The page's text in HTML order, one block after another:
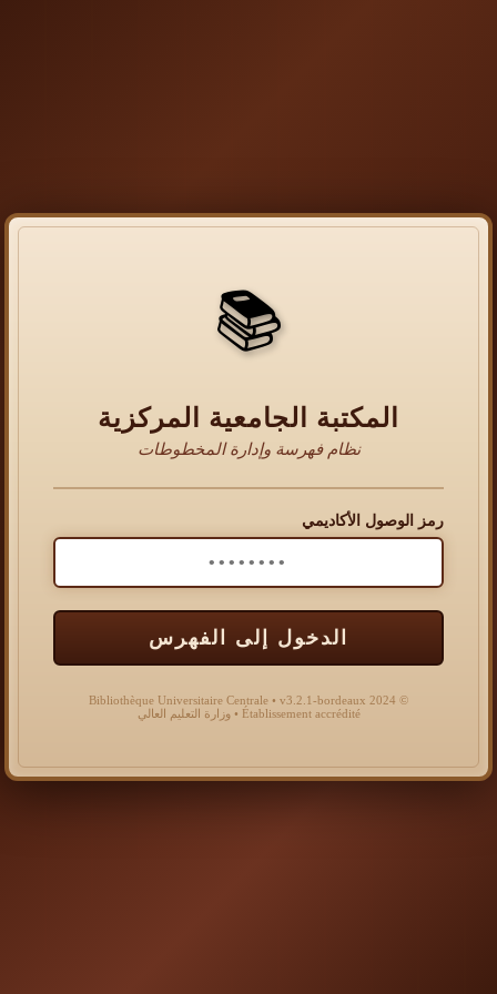
📚
المكتبة الجامعية المركزية
نظام فهرسة وإدارة المخطوطات
رمز الوصول الأكاديمي
الدخول إلى الفهرس
© 2024 Bibliothèque Universitaire Centrale • v3.2.1-bordeaux
Établissement accrédité • وزارة التعليم العالي